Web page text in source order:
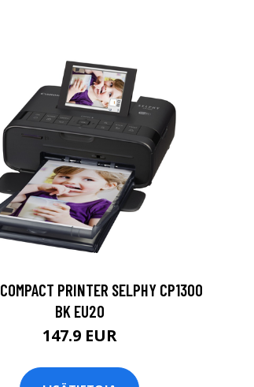
PRINTER SELPHY CP1300
BK EU20
147.9 EUR